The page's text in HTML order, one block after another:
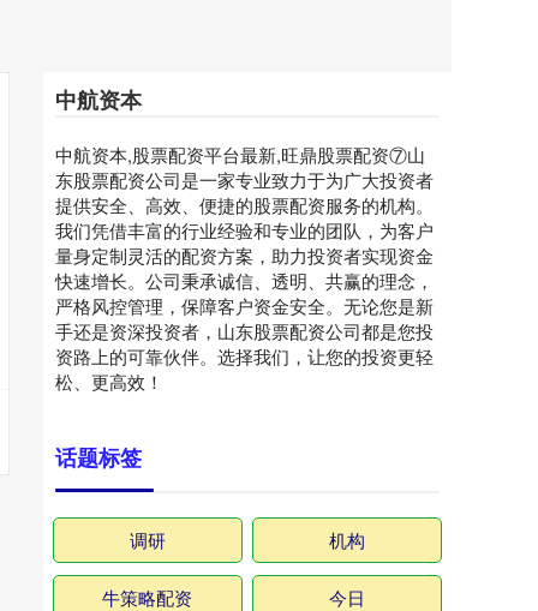
中航资本
中航资本,股票配资平台最新,旺鼎股票配资⑦山
东股票配资公司是一家专业致力于为广大投资者
提供安全、高效、便捷的股票配资服务的机构。
我们凭借丰富的行业经验和专业的团队，为客户
量身定制灵活的配资方案，助力投资者实现资金
快速增长。公司秉承诚信、透明、共赢的理念，
严格风控管理，保障客户资金安全。无论您是新
手还是资深投资者，山东股票配资公司都是您投
资路上的可靠伙伴。选择我们，让您的投资更轻
松、更高效！
话题标签
调研 机构
牛策略配资 今日